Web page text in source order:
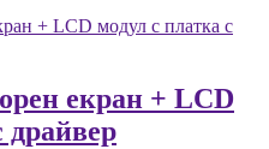
екран + LCD
драйвер